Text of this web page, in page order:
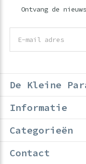
Ontvang de
De Kleine
Informatie
Categorieën
Contact